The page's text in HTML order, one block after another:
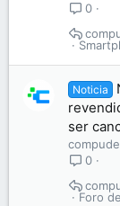
0
Noticia
ser
0
Foro